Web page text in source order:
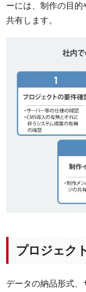
ーには、制作の目的
共有します。
プロジェク
データの納品形式